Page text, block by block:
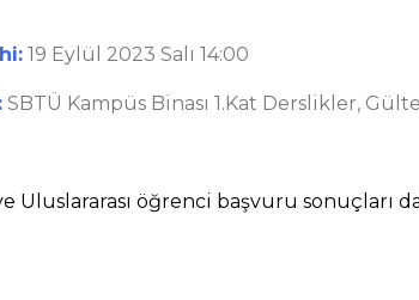
19 Eylül 2023 Salı 14:00
SBTÜ Kampüs Binası 1.Kat Derslikler,
Uluslararası öğrenci başvuru sonuçları